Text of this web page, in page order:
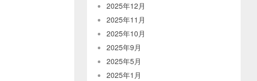
2025年12月
2025年11月
2025年10月
2025年9月
2025年5月
2025年1月